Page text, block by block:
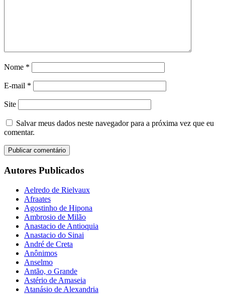
Nome *
E-mail *
Site
Salvar meus dados neste navegador para a próxima vez que eu
comentar.
Autores Publicados
Aelredo de Rielvaux
Afraates
Agostinho de Hipona
Ambrosio de Milão
Anastacio de Antioquia
Anastacio do Sinai
André de Creta
Anônimos
Anselmo
Antão, o Grande
Astério de Amaseia
Atanásio de Alexandria